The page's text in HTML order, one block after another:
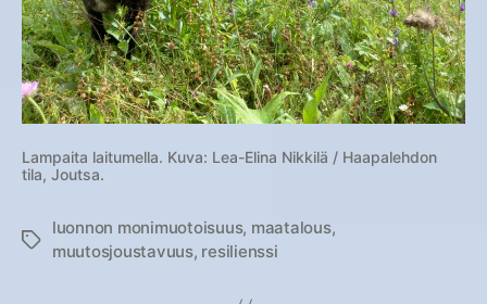
Lampaita laitumella. Kuva: Lea-Elina Nikkilä / Haapalehdon
tila, Joutsa.
Avainsanat
luonnon monimuotoisuus, maatalous,
muutosjoustavuus, resilienssi